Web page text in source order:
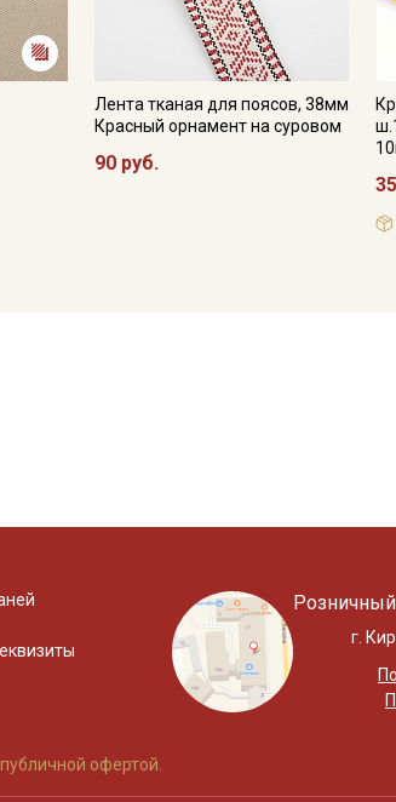
Лента тканая для поясов, 38мм
Красный орнамент на суровом
90 руб.
г.
офертой.